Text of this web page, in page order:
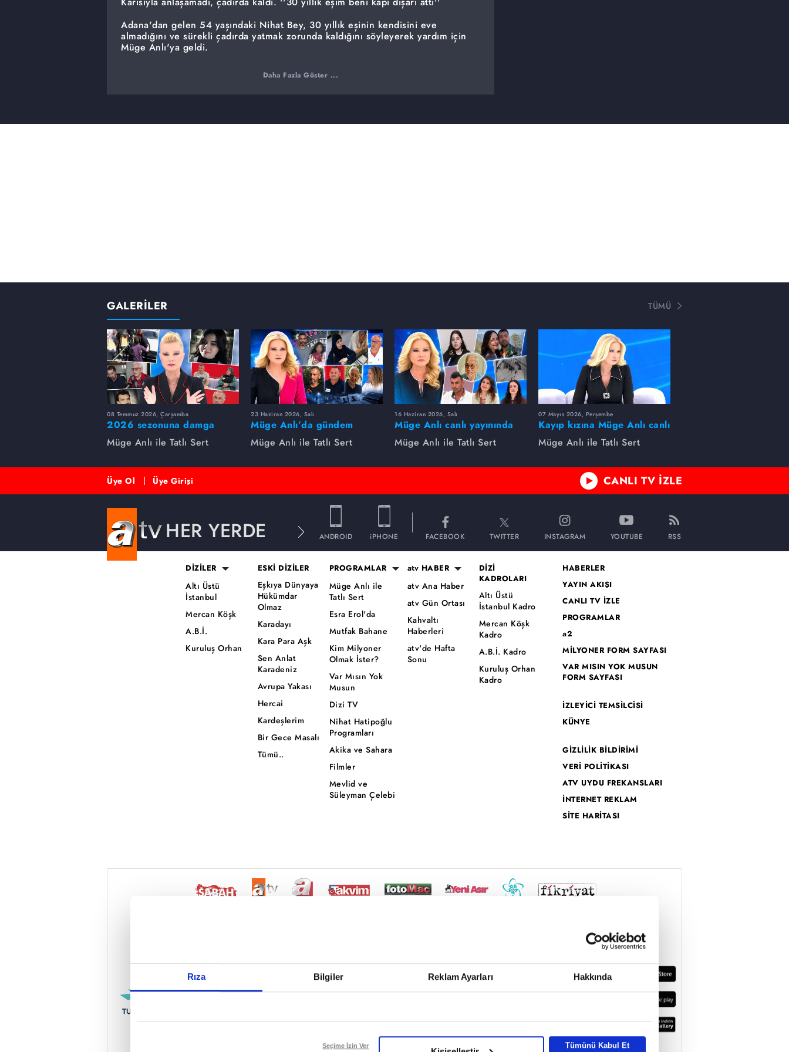
Rıza Bilgiler Reklam Ayarları Hakkında
Reddet
Seçime İzin Ver Tümünü Kabul Et
Adana'dan gelen 54 yaşındaki Nihat Bey, 30 yıllık eşinin kendisini eve
almadığını ve sürekli çadırda yatmak zorunda kaldığını söyleyerek yardım için
Müge Anlı'ya geldi.
Daha Fazla Göster ...
GALERİLER TÜMÜ
08 Temmuz 2026, Çarşamba
2026 sezonuna damga
vuran 5 Müge Anlı
dosyası...
Müge Anlı ile Tatlı Sert
23 Haziran 2026, Salı
Müge Anlı’da gündem
sarsıldı! Kayıp dosyaları ve
aile ihanetleri herkesi şoke
Müge Anlı ile Tatlı Sert
16 Haziran 2026, Salı
Müge Anlı canlı yayınında
dikkat çeken gelişmeler
yaşandı. Kayıp,
Müge Anlı ile Tatlı Sert
07 Mayıs 2026, Perşembe
Kayıp kızına Müge Anlı canlı
yayında kavuştu
Müge Anlı ile Tatlı Sert
Üye Ol Üye Girişi CANLI TV İZLE
HER YERDE ANDROID iPHONE FACEBOOK TWITTER INSTAGRAM YOUTUBE RSS
DİZİLER
Altı Üstü
İstanbul
Mercan Köşk
A.B.İ.
Kuruluş Orhan
ESKİ DİZİLER
Eşkıya Dünyaya
Hükümdar
Olmaz
Karadayı
Kara Para Aşk
Sen Anlat
Karadeniz
Avrupa Yakası
Hercai
Kardeşlerim
Bir Gece Masalı
Tümü..
PROGRAMLAR
Müge Anlı ile
Tatlı Sert
Esra Erol'da
Mutfak Bahane
Kim Milyoner
Olmak İster?
Var Mısın Yok
Musun
Dizi TV
Nihat Hatipoğlu
Programları
Akika ve Sahara
Filmler
Mevlid ve
Süleyman Çelebi
atv HABER
atv Ana Haber
atv Gün Ortası
Kahvaltı
Haberleri
atv'de Hafta
Sonu
DİZİ
KADROLARI
Altı Üstü
İstanbul Kadro
Mercan Köşk
Kadro
A.B.İ. Kadro
Kuruluş Orhan
Kadro
HABERLER
YAYIN AKIŞI
CANLI TV İZLE
PROGRAMLAR
a2
MİLYONER FORM SAYFASI
VAR MISIN YOK MUSUN
FORM SAYFASI
İZLEYİCİ TEMSİLCİSİ
KÜNYE
GİZLİLİK BİLDİRİMİ
VERİ POLİTİKASI
ATV UYDU FREKANSLARI
İNTERNET REKLAM
SİTE HARİTASI